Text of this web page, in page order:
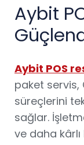
Aybit
Aybit POS
paket servis,
süreçlerini
sağlar.
ve daha